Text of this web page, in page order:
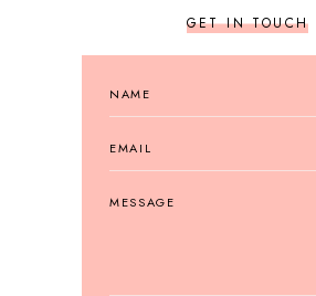
GET IN TOUCH